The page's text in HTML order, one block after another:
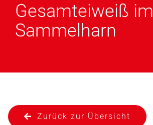
Gesamteiweiß im
Sammelharn
Zurück zur Übersicht